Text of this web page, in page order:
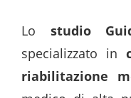
Lo studio
specializzato in
riabilitazione